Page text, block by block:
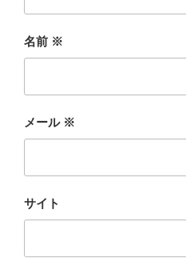
名前 ※
メール ※
サイト